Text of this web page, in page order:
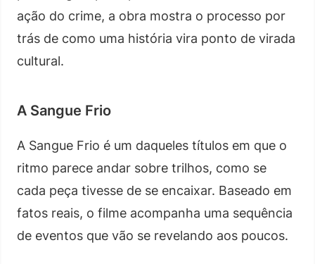
ação do crime, a obra mostra o processo por
trás de como uma história vira ponto de virada
cultural.
A Sangue Frio
A Sangue Frio é um daqueles títulos em que o
ritmo parece andar sobre trilhos, como se
cada peça tivesse de se encaixar. Baseado em
fatos reais, o filme acompanha uma sequência
de eventos que vão se revelando aos poucos.